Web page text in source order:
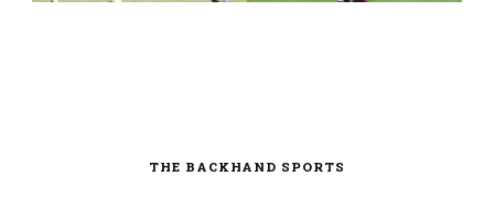
THE BACKHAND SPORTS